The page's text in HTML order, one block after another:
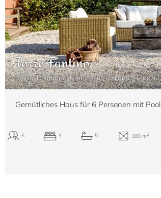
Torre Fantino
Emilia-Romagna. Grenze zur Toskana, Tredozio
Gemütliches Haus für 6 Personen mit Pool